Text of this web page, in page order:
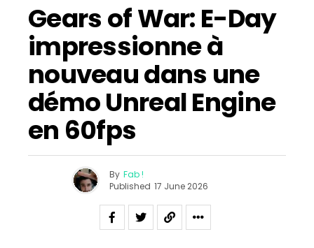
Gears of War: E-Day
impressionne à
nouveau dans une
démo Unreal Engine
en 60fps
By Fab !
Published 17 June 2026